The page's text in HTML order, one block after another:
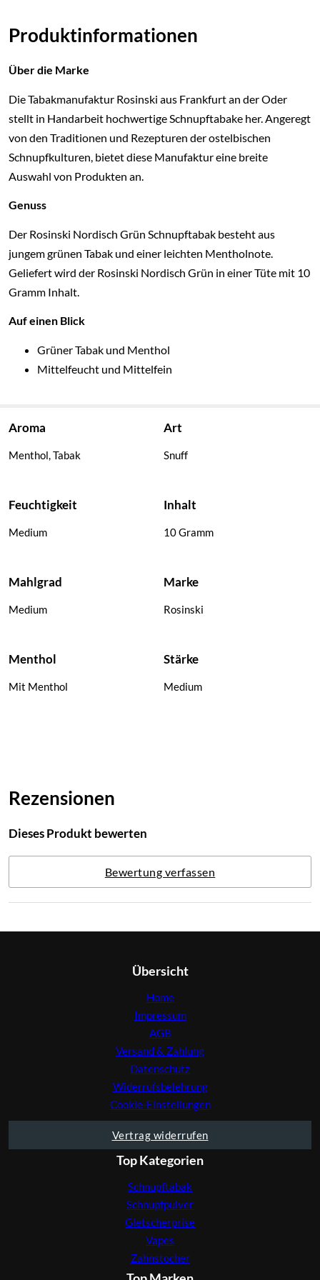
Produktinformationen
Über die Marke
Die Tabakmanufaktur Rosinski aus Frankfurt an der Oder
stellt in Handarbeit hochwertige Schnupftabake her. Angeregt
von den Traditionen und Rezepturen der ostelbischen
Schnupfkulturen, bietet diese Manufaktur eine breite
Auswahl von Produkten an.
Genuss
Der Rosinski Nordisch Grün Schnupftabak besteht aus
jungem grünen Tabak und einer leichten Mentholnote.
Geliefert wird der Rosinski Nordisch Grün in einer Tüte mit 10
Gramm Inhalt.
Auf einen Blick
Grüner Tabak und Menthol
Mittelfeucht und Mittelfein
Aroma
Menthol, Tabak
Art
Snuff
Feuchtigkeit
Medium
Inhalt
10 Gramm
Mahlgrad
Medium
Marke
Rosinski
Menthol
Mit Menthol
Stärke
Medium
Rezensionen
Dieses Produkt bewerten
Bewertung verfassen
Übersicht
Home
Impressum
AGB
Versand & Zahlung
Datenschutz
Widerrufsbelehrung
Cookie-Einstellungen
Vertrag widerrufen
Top Kategorien
Schnupftabak
Schnupfpulver
Gletscherprise
Vapes
Zahnstocher